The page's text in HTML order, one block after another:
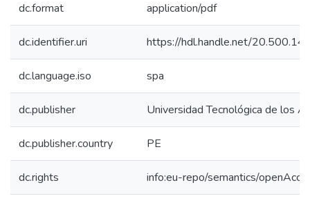
dc.format application/pdf
dc.identifier.uri https://hdl.handle.net/
dc.language.iso spa
dc.publisher Universidad Tecnológica de los
dc.publisher.country PE
dc.rights info:eu-repo/semantics/